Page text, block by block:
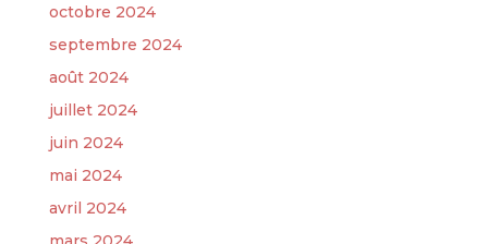
octobre 2024
septembre 2024
août 2024
juillet 2024
juin 2024
mai 2024
avril 2024